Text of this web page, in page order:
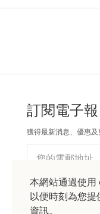
本網站通過使
以便時刻為您
資訊。
訂閱電子報
獲得最新消息、優惠及
您的電郵地址